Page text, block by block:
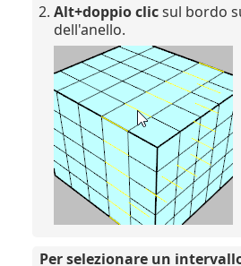
Alt+doppio clicsul bordo
dell'anello.
Per selezionare un